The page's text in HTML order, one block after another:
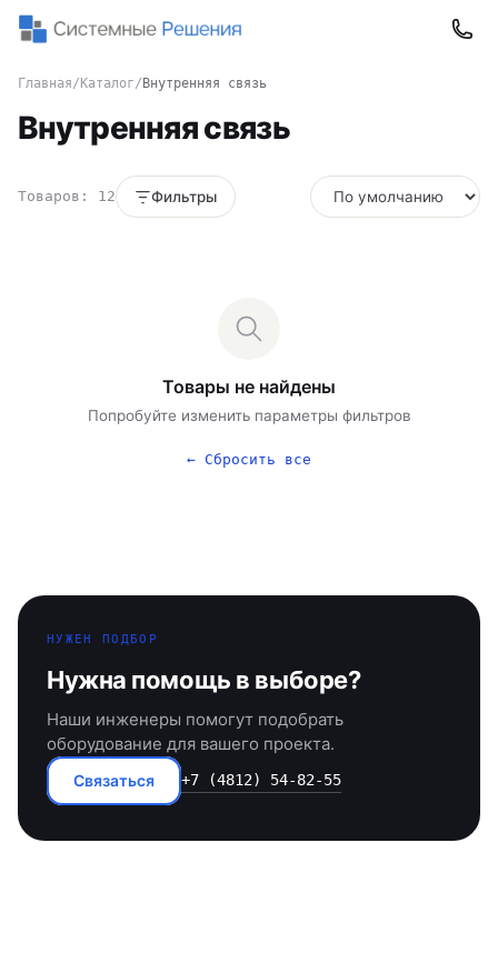
Главная/ Каталог/ Внутренняя связь
Внутренняя связь
Товаров: 12 Фильтры
Товары не найдены
Попробуйте изменить параметры фильтров
← Сбросить все
НУЖЕН ПОДБОР
Нужна помощь в выборе?
Наши инженеры помогут подобрать
оборудование для вашего проекта.
Связаться +7 (4812) 54-82-55